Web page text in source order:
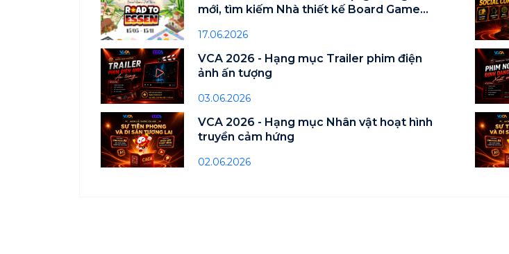
mới, tìm kiếm Nhà thiết kế Board Game
17.06.2026
VCA 2026 - Hạng mục Trailer phim điện
ảnh ấn tượng
03.06.2026
VCA 2026 - Hạng mục Nhân vật hoạt hình
truyền cảm hứng
02.06.2026